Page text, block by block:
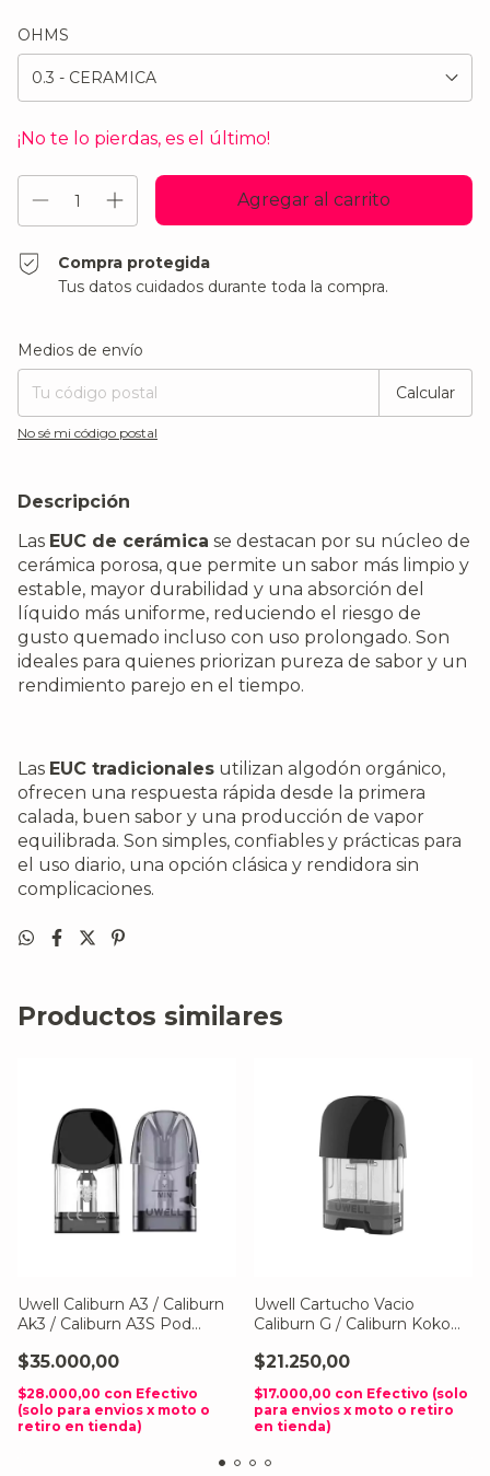
OHMS
¡No te lo pierdas, es el último!
Compra protegida
Tus datos cuidados durante toda la compra.
Entregas para el CP:
Medios de envío
Calcular
No sé mi código postal
Descripción
Las EUC de cerámica se destacan por su núcleo de
cerámica porosa, que permite un sabor más limpio y
estable, mayor durabilidad y una absorción del
líquido más uniforme, reduciendo el riesgo de
gusto quemado incluso con uso prolongado. Son
ideales para quienes priorizan pureza de sabor y un
rendimiento parejo en el tiempo.
Las EUC tradicionales utilizan algodón orgánico,
ofrecen una respuesta rápida desde la primera
calada, buen sabor y una producción de vapor
equilibrada. Son simples, confiables y prácticas para
el uso diario, una opción clásica y rendidora sin
complicaciones.
Productos similares
Uwell Caliburn A3 / Caliburn
Ak3 / Caliburn A3S Pod
$35.000,00
$28.000,00 con Efectivo
(solo para envios x moto o
retiro en tienda)
Uwell Cartucho Vacio
Caliburn G / Caliburn Koko
$21.250,00
$17.000,00 con Efectivo (solo
para envios x moto o retiro
en tienda)